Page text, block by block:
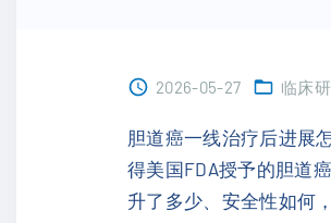
2026-05-27 临床
胆道癌一线治疗后进展
得美国FDA授予的胆道
升了多少、安全性如何